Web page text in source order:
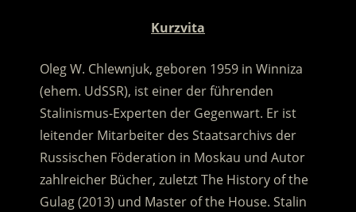
Kurzvita
Oleg W. Chlewnjuk, geboren 1959 in Winniza
(ehem. UdSSR), ist einer der führenden
Stalinismus-Experten der Gegenwart. Er ist
leitender Mitarbeiter des Staatsarchivs der
Russischen Föderation in Moskau und Autor
zahlreicher Bücher, zuletzt The History of the
Gulag (2013) und Master of the House. Stalin